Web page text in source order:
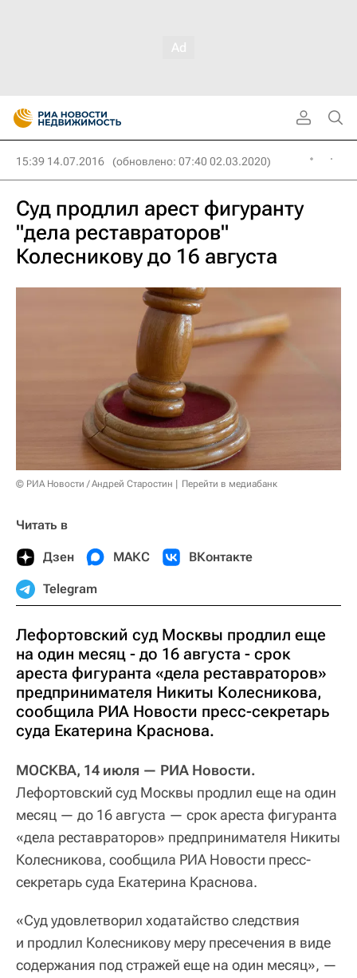
15:39 14.07.2016 (обновлено: 07:40 02.03.2020)
Суд продлил арест фигуранту
"дела реставраторов"
Колесникову до 16 августа
© РИА Новости / Андрей Старостин Перейти в медиабанк
Читать в
Дзен МАКС ВКонтакте
Telegram
Лефортовский суд Москвы продлил еще
на один месяц - до 16 августа - срок
ареста фигуранта «дела реставраторов»
предпринимателя Никиты Колесникова,
сообщила РИА Новости пресс-секретарь
суда Екатерина Краснова.
МОСКВА, 14 июля — РИА Новости.
Лефортовский суд Москвы продлил еще на один
месяц — до 16 августа — срок ареста фигуранта
«дела реставраторов» предпринимателя Никиты
Колесникова, сообщила РИА Новости пресс-
секретарь суда Екатерина Краснова.
«Суд удовлетворил ходатайство следствия
и продлил Колесникову меру пресечения в виде
содержания под стражей еще на один месяц», —